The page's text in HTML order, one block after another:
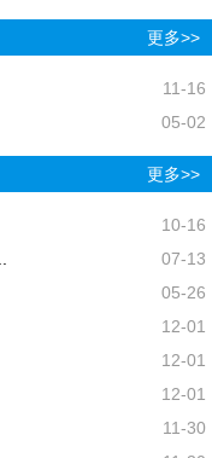
更多>>
11-16
05-02
更多>>
10-16
07-13
05-26
12-01
12-01
12-01
11-30